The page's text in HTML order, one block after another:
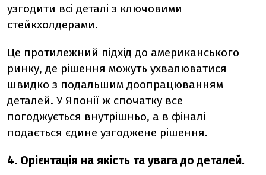
узгодити всі деталі з ключовими
стейкхолдерами.
Це протилежний підхід до американського
ринку, де рішення можуть ухвалюватися
швидко з подальшим доопрацюванням
деталей. У Японії ж спочатку все
погоджується внутрішньо, а в фіналі
подається єдине узгоджене рішення.
4. Орієнтація на якість та увага до деталей.